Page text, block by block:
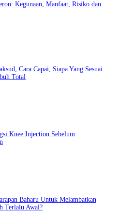
Kegunaan, Manfaat, Risiko dan
Cara Capai, Siapa Yang Sesuai
Total
Knee Injection Sebelum
Baharu Untuk Melambatkan
Terlalu Awal?